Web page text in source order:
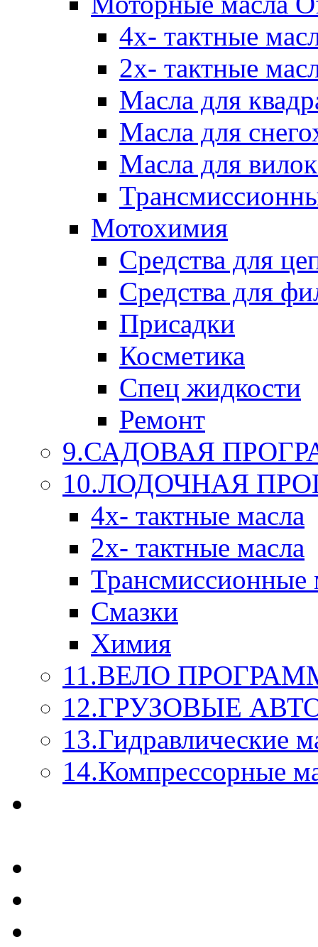
4х- тактные
2х- тактные
Масла для
Масла для
Масла для
Мотохимия
Средства для
Средства для
Присадки
Косметика
Спец жидкости
Ремонт
9.САДОВАЯ
10.ЛОДОЧНАЯ
4х- тактные масла
2х- тактные масла
Трансмиссионные
Смазки
Химия
11.ВЕЛО
12.ГРУЗОВЫЕ
13.Гидравлические
14.Компрессорные